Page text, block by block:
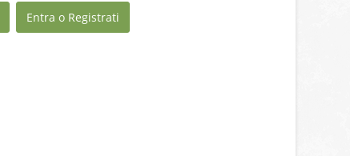
Entra o Registrati